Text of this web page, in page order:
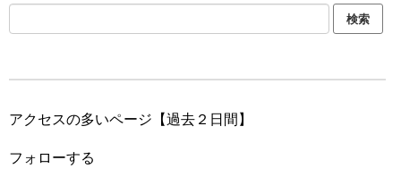
アクセスの多いページ【過去２日間】
フォローする